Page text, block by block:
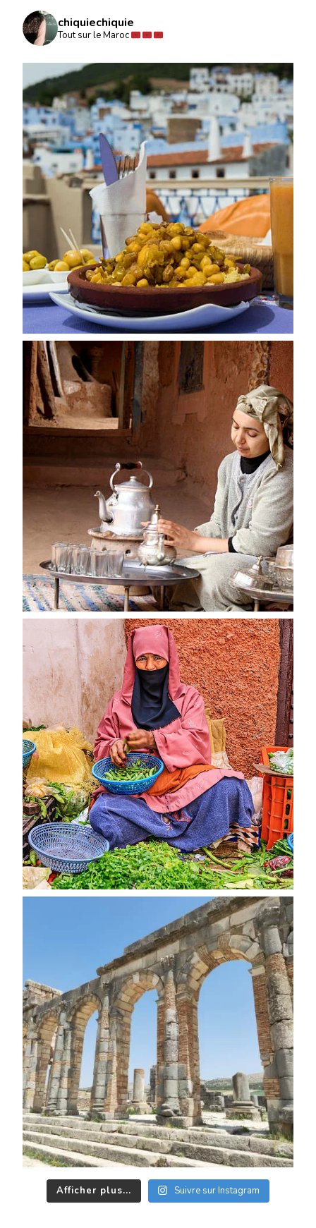
chiquiechiquie
Tout sur le Maroc
Afficher plus... Suivre sur Instagram